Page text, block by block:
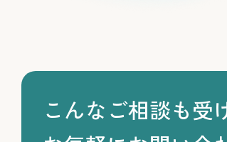
こんなご相談も受